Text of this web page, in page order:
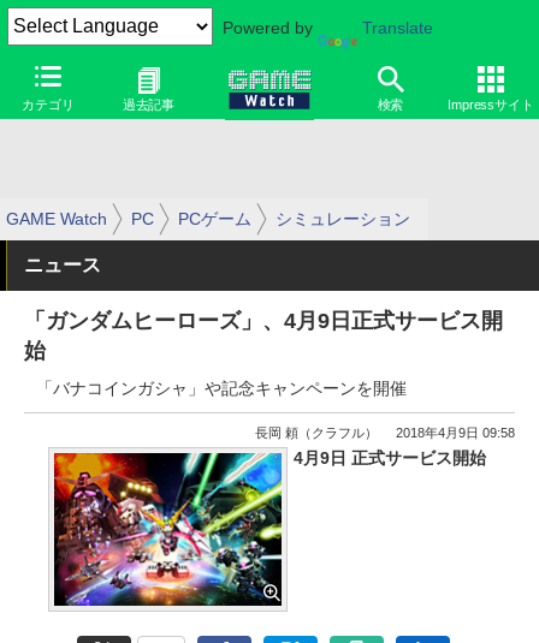
Powered by Translate
カテゴリ 過去記事 検索 Impressサイト
GAME Watch PC PCゲーム シミュレーション
ニュース
「ガンダムヒーローズ」、4月9日正式サービス開
始
「バナコインガシャ」や記念キャンペーンを開催
長岡 頼（クラフル） 2018年4月9日 09:58
4月9日 正式サービス開始